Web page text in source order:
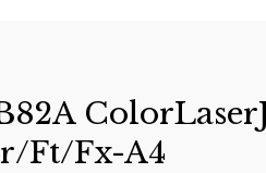
Ft/Fx-A4